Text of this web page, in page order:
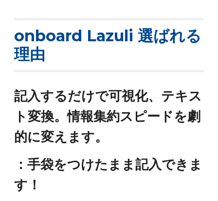
onboard Lazuli 選ばれる
理由
記入するだけで可視化、テキス
ト変換。情報集約スピードを劇
的に変えます。
：手袋をつけたまま記入できま
す！